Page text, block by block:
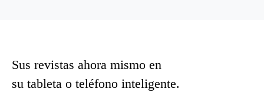
Sus revistas ahora mismo en
su tableta o teléfono inteligente.